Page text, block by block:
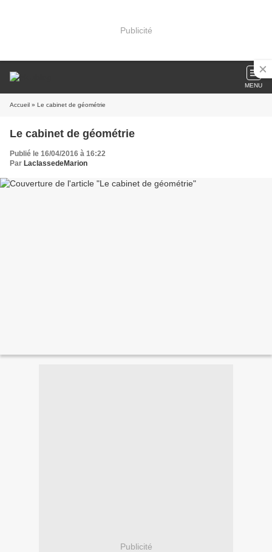
Publicité
MENU
Accueil » Le cabinet de géométrie
Le cabinet de géométrie
Publié le 16/04/2016 à 16:22
Par LaclassedeMarion
Publicité